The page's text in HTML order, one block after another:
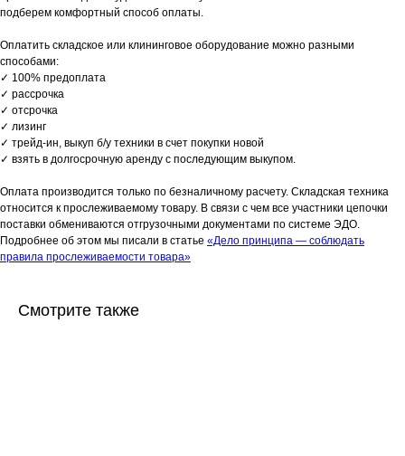
подберем комфортный способ оплаты.
Оплатить складское или клининговое оборудование можно разными
способами:
✓ 100% предоплата
✓ рассрочка
✓ отсрочка
✓ лизинг
✓ трейд-ин, выкуп б/у техники в счет покупки новой
✓ взять в долгосрочную аренду с последующим выкупом.
Оплата производится только по безналичному расчету. Складская техника
относится к прослеживаемому товару. В связи с чем все участники цепочки
поставки обмениваются отгрузочными документами по системе ЭДО.
Подробнее об этом мы писали в статье «Дело принципа — соблюдать
правила прослеживаемости товара»
Смотрите также